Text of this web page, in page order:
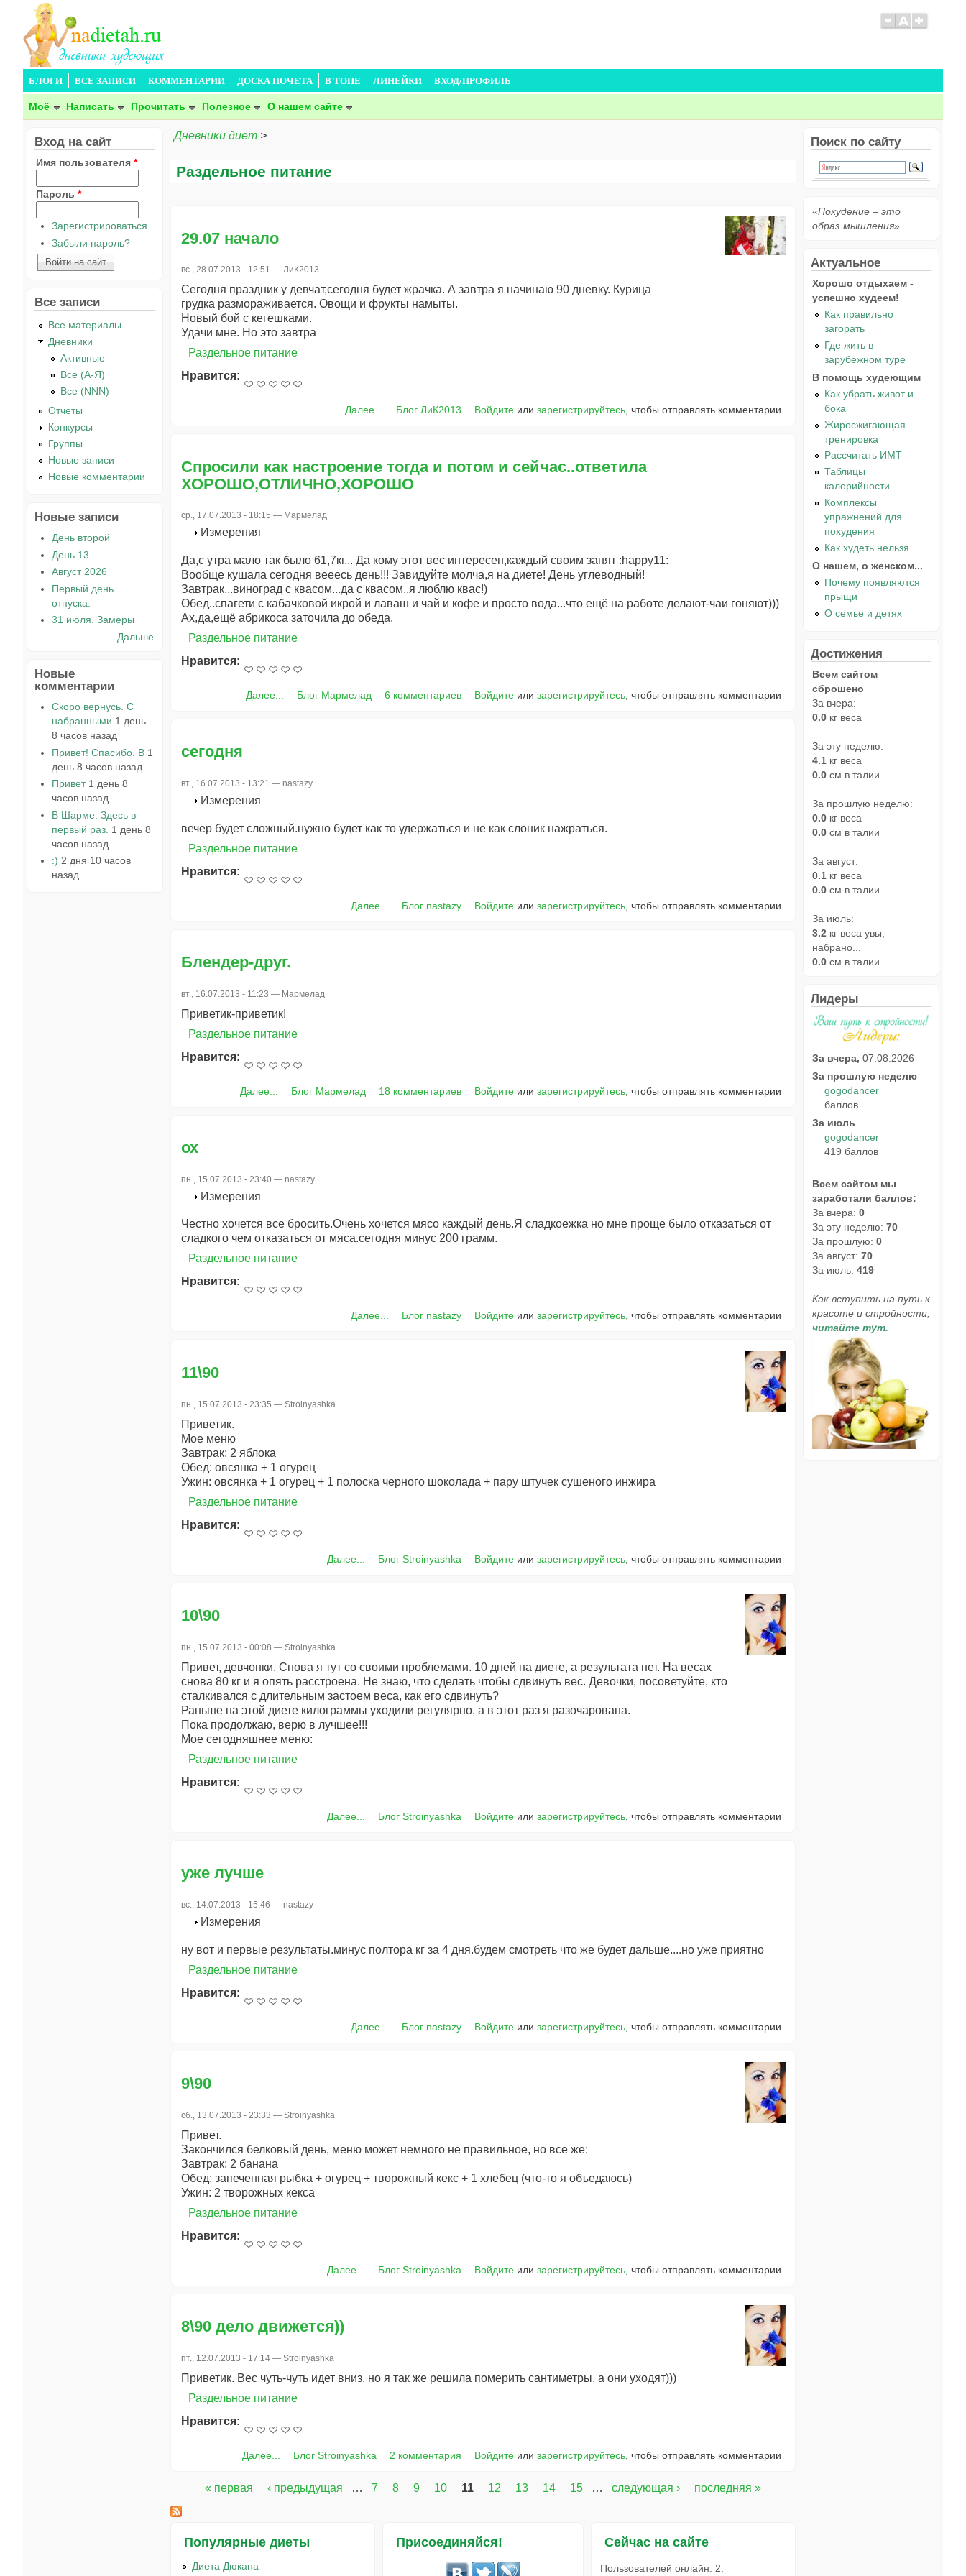
БЛОГИ ВСЕ ЗАПИСИ КОММЕНТАРИИ ДОСКА ПОЧЕТА В ТОПЕ ЛИНЕЙКИ ВХОД/ПРОФИЛЬ
Моё Написать Прочитать Полезное О нашем сайте
Дневники диет >
Раздельное питание
29.07 начало
вс., 28.07.2013 - 12:51 — ЛиК2013
Сегодня праздник у девчат,сегодня будет жрачка. А завтра я начинаю 90 дневку. Курица
грудка размораживается. Овощи и фрукты намыты.
Новый бой с кегешками.
Удачи мне. Но это завтра
Раздельное питание
Нравится:
Далее... Блог ЛиК2013 Войдите илизарегистрируйтесь , чтобы отправлять комментарии
Спросили как настроение тогда и потом и сейчас..ответила
ХОРОШО,ОТЛИЧНО,ХОРОШО
ср., 17.07.2013 - 18:15 — Мармелад
Измерения
Да,с утра мало так было 61,7кг... Да кому этот вес интересен,каждый своим занят :happy11:
Вообще кушала сегодня вееесь день!!! Завидуйте молча,я на диете! День углеводный!
Завтрак...виноград с квасом...да с квасом..я люблю квас!)
Обед..спагети с кабачковой икрой и лаваш и чай и кофе и просто вода...что ещё на работе делают-чаи гоняют)))
Ах,да,ещё абрикоса заточила до обеда.
Раздельное питание
Нравится:
Далее... Блог Мармелад 6 комментариев Войдите илизарегистрируйтесь , чтобы отправлять комментарии
сегодня
вт., 16.07.2013 - 13:21 — nastazy
Измерения
вечер будет сложный.нужно будет как то удержаться и не как слоник нажраться.
Раздельное питание
Нравится:
Далее... Блог nastazy Войдите илизарегистрируйтесь , чтобы отправлять комментарии
Блендер-друг.
вт., 16.07.2013 - 11:23 — Мармелад
Приветик-приветик!
Раздельное питание
Нравится:
Далее... Блог Мармелад 18 комментариев Войдите илизарегистрируйтесь , чтобы отправлять комментарии
ох
пн., 15.07.2013 - 23:40 — nastazy
Измерения
Честно хочется все бросить.Очень хочется мясо каждый день.Я сладкоежка но мне проще было отказаться от
сладкого чем отказаться от мяса.сегодня минус 200 грамм.
Раздельное питание
Нравится:
Далее... Блог nastazy Войдите илизарегистрируйтесь, чтобы отправлять комментарии
11\90
пн., 15.07.2013 - 23:35 — Stroinyashka
Приветик.
Мое меню
Завтрак: 2 яблока
Обед: овсянка + 1 огурец
Ужин: овсянка + 1 огурец + 1 полоска черного шоколада + пару штучек сушеного инжира
Раздельное питание
Нравится:
Далее... Блог Stroinyashka Войдите илизарегистрируйтесь , чтобы отправлять комментарии
10\90
пн., 15.07.2013 - 00:08 — Stroinyashka
Привет, девчонки. Снова я тут со своими проблемами. 10 дней на диете, а результата нет. На весах
снова 80 кг и я опять расстроена. Не знаю, что сделать чтобы сдвинуть вес. Девочки, посоветуйте, кто
сталкивался с длительным застоем веса, как его сдвинуть?
Раньше на этой диете килограммы уходили регулярно, а в этот раз я разочарована.
Пока продолжаю, верю в лучшее!!!
Мое сегодняшнее меню:
Раздельное питание
Нравится:
Далее... Блог Stroinyashka Войдите илизарегистрируйтесь , чтобы отправлять комментарии
уже лучше
вс., 14.07.2013 - 15:46 — nastazy
Измерения
ну вот и первые результаты.минус полтора кг за 4 дня.будем смотреть что же будет дальше....но уже приятно
Раздельное питание
Нравится:
Далее... Блог nastazy Войдите илизарегистрируйтесь , чтобы отправлять комментарии
9\90
сб., 13.07.2013 - 23:33 — Stroinyashka
Привет.
Закончился белковый день, меню может немного не правильное, но все же:
Завтрак: 2 банана
Обед: запеченная рыбка + огурец + творожный кекс + 1 хлебец (что-то я объедаюсь)
Ужин: 2 творожных кекса
Раздельное питание
Нравится:
Далее... Блог Stroinyashka Войдите илизарегистрируйтесь , чтобы отправлять комментарии
8\90 дело движется))
пт., 12.07.2013 - 17:14 — Stroinyashka
Приветик. Вес чуть-чуть идет вниз, но я так же решила померить сантиметры, а они уходят)))
Раздельное питание
Нравится:
Далее... Блог Stroinyashka 2 комментария Войдите илизарегистрируйтесь , чтобы отправлять комментарии
Страницы
« первая ‹ предыдущая … 7 8 9 10 11 12 13 14 15 … следующая › последняя »
Популярные диеты
Диета Дюкана
Присоединяйся! Сейчас на сайте
Пользователей онлайн: 2.
Вход на сайт
Имя пользователя *
Пароль *
Зарегистрироваться
Забыли пароль?
Все записи
Все материалы
Дневники
Активные
Все (А-Я)
Все (NNN)
Отчеты
Конкурсы
Группы
Новые записи
Новые комментарии
Новые записи
День второй
День 13.
Август 2026
Первый день
отпуска.
31 июля. Замеры
Дальше
Новые
комментарии
Скоро вернусь. С
набранными 1 день
8 часов назад
Привет! Спасибо. В 1
день 8 часов назад
Привет 1 день 8
часов назад
В Шарме. Здесь в
первый раз. 1 день 8
часов назад
:) 2 дня 10 часов
назад
Поиск по сайту
«Похудение – это
образ мышления»
Актуальное
Хорошо отдыхаем -
успешно худеем!
Как правильно
загорать
Где жить в
зарубежном туре
В помощь худеющим
Как убрать живот и
бока
Жиросжигающая
тренировка
Рассчитать ИМТ
Таблицы
калорийности
Комплексы
упражнений для
похудения
Как худеть нельзя
О нашем, о женском...
Почему появляются
прыщи
О семье и детях
Достижения
Всем сайтом
сброшено
За вчера:
0.0 кг веса
За эту неделю:
4.1 кг веса
0.0 см в талии
За прошлую неделю:
0.0 кг веса
0.0 см в талии
За август:
0.1 кг веса
0.0 см в талии
За июль:
3.2 кг веса увы,
набрано...
0.0 см в талии
Лидеры
За вчера, 07.08.2026
За прошлую неделю
gogodancer
баллов
За июль
gogodancer
419 баллов
Всем сайтом мы
заработали баллов:
За вчера: 0
За эту неделю: 70
За прошлую: 0
За август: 70
За июль: 419
Как вступить на путь к
красоте и стройности,
читайте тут.